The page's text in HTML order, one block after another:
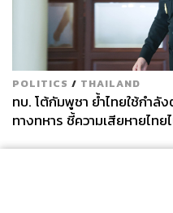
POLITICS / THAILAND
ทบ. โต้กัมพูชา ย้ำไทยใช้กำลั
ทางทหาร ชี้ความเสียหายไท